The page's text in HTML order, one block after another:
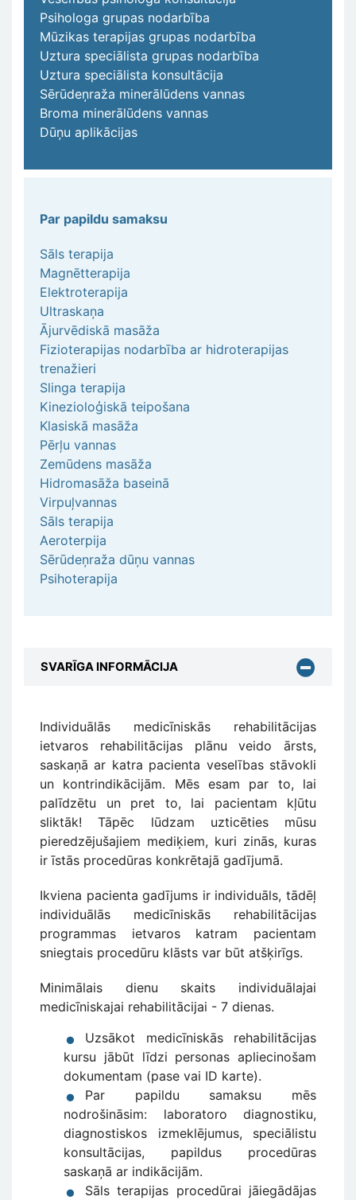
Psihologa grupas nodarbība
Mūzikas terapijas grupas nodarbība
Uztura speciālista grupas nodarbība
Uztura speciālista konsultācija
Sērūdeņraža minerālūdens vannas
Broma minerālūdens vannas
Dūņu aplikācijas
Par papildu samaksu
Sāls terapija
Magnētterapija
Elektroterapija
Ultraskaņa
Ājurvēdiskā masāža
Fizioterapijas nodarbība ar hidroterapijas
trenažieri
Slinga terapija
Kinezioloģiskā teipošana
Klasiskā masāža
Pērļu vannas
Zemūdens masāža
Hidromasāža baseinā
Virpuļvannas
Sāls terapija
Aeroterpija
Sērūdeņraža dūņu vannas
Psihoterapija
SVARĪGA INFORMĀCIJA
Individuālās medicīniskās rehabilitācijas
ietvaros rehabilitācijas plānu veido ārsts,
saskaņā ar katra pacienta veselības stāvokli
un kontrindikācijām. Mēs esam par to, lai
palīdzētu un pret to, lai pacientam kļūtu
sliktāk! Tāpēc lūdzam uzticēties mūsu
pieredzējušajiem mediķiem, kuri zinās, kuras
ir īstās procedūras konkrētajā gadījumā.
Ikviena pacienta gadījums ir individuāls, tādēļ
individuālās medicīniskās rehabilitācijas
programmas ietvaros katram pacientam
sniegtais procedūru klāsts var būt atšķirīgs.
Minimālais dienu skaits individuālajai
medicīniskajai rehabilitācijai - 7 dienas.
Uzsākot medicīniskās rehabilitācijas
kursu jābūt līdzi personas apliecinošam
dokumentam (pase vai ID karte).
Par papildu samaksu mēs
nodrošināsim: laboratoro diagnostiku,
diagnostiskos izmeklējumus, speciālistu
konsultācijas, papildus procedūras
saskaņā ar indikācijām.
Sāls terapijas procedūrai jāiegādājas